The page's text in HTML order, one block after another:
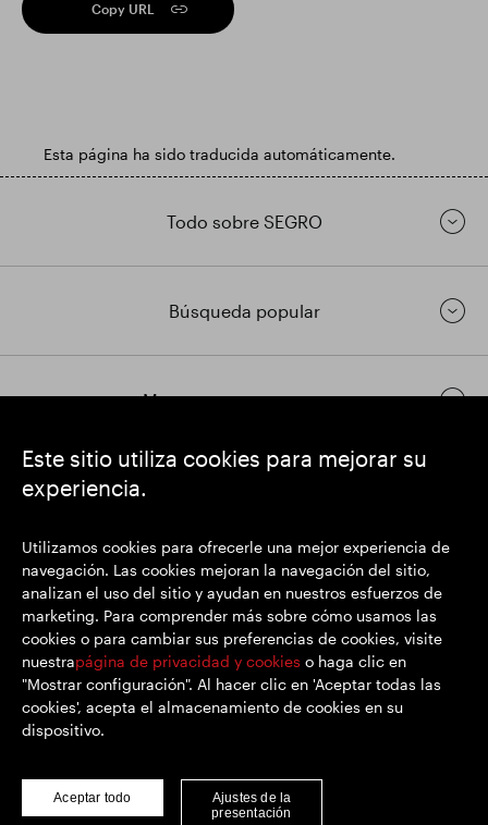
Este sitio utiliza cookies para mejorar su
experiencia.
Utilizamos cookies para ofrecerle una mejor experiencia de
navegación. Las cookies mejoran la navegación del sitio,
analizan el uso del sitio y ayudan en nuestros esfuerzos de
marketing. Para comprender más sobre cómo usamos las
cookies o para cambiar sus preferencias de cookies, visite
nuestrapágina de privacidad y cookies o haga clic en
"Mostrar configuración". Al hacer clic en 'Aceptar todas las
cookies', acepta el almacenamiento de cookies en su
dispositivo.
Aceptar todo
Ajustes de la
presentación
Copy URL
Esta página ha sido traducida automáticamente.
Todo sobre SEGRO
Búsqueda popular
Mantenerse en contacto
Domicilio social: 1 New Burlington Place, Londres W1S 2HR
Número de registro del Reino Unido 167591
Lugar de registro: Inglaterra y Gales
© SEGRO 2022
Descargo de responsabilidad
Declaración sobre esclavitud y trata de personas